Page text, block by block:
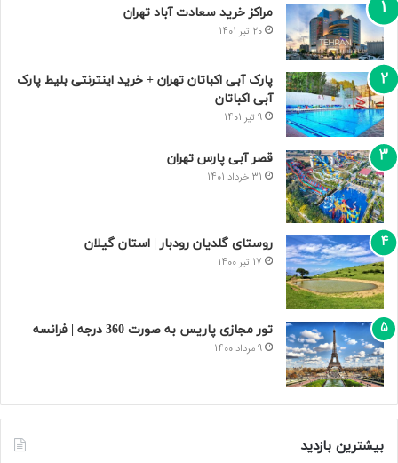
مراکز خرید سعادت‌ آباد تهران
20 تیر 1401
پارک آبی اکباتان تهران + خرید اینترنتی بلیط پارک
آبی اکباتان
9 تیر 1401
قصر آبی پارس تهران
31 خرداد 1401
روستای گلدیان رودبار | استان گیلان
17 تیر 1400
تور مجازی پاریس به صورت 360 درجه | فرانسه
9 مرداد 1400
بیشترین بازدید